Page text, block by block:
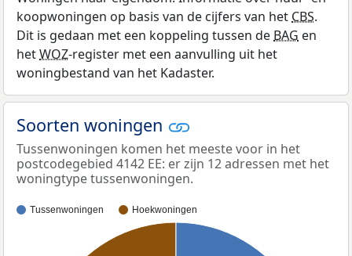
koopwoningen op basis van de cijfers van het CBS.
Dit is gedaan met een koppeling tussen de BAG en
hetWOZ-register met een aanvulling uit het
woningbestand van het Kadaster.
Soorten woningen
Tussenwoningen komen het meeste voor in het
postcodegebied 4142 EE: er zijn 12 adressen met het
woningtype tussenwoningen.
Tussenwoningen Hoekwoningen